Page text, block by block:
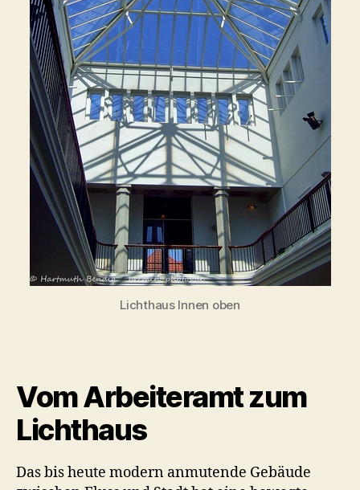
Lichthaus Innen oben
Vom Arbeiteramt zum
Lichthaus
Das bis heute modern anmutende Gebäude